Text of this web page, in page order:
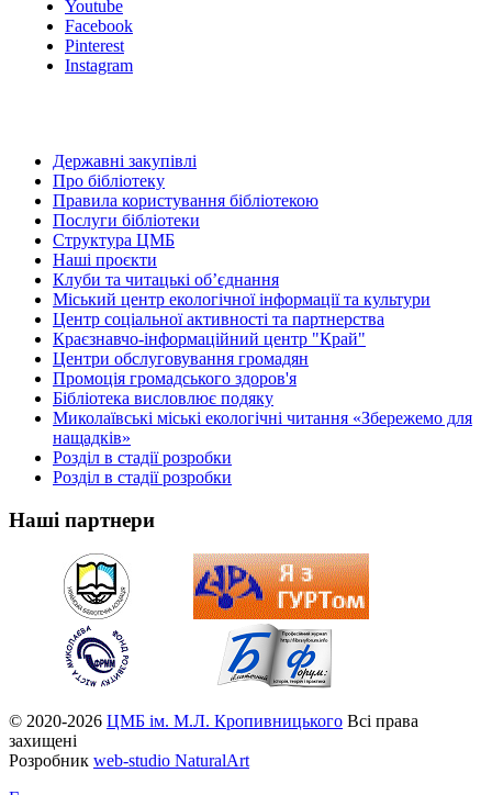
Youtube
Facebook
Pinterest
Instagram
Державні закупівлі
Про бібліотеку
Правила користування бібліотекою
Послуги бібліотеки
Структура ЦМБ
Наші проєкти
Клуби та читацькі об’єднання
Міський центр екологічної інформації та культури
Центр соціальної активності та партнерства
Краєзнавчо-інформаційний центр "Край"
Центри обслуговування громадян
Промоція громадського здоров'я
Бібліотека висловлює подяку
Миколаївські міські екологічні читання «Збережемо для
нащадків»
Розділ в стадії розробки
Розділ в стадії розробки
Наші партнери
© 2020-2026 ЦМБ ім. М.Л. Кропивницького Всі права
захищені
Розробник web-studio NaturalArt